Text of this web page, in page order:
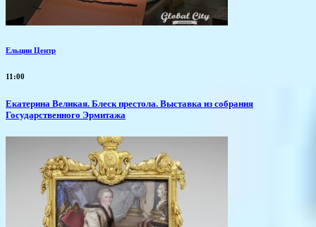
Ельцин Центр
11:00
Екатерина Великая. Блеск престола. Выставка из собрания
Государственного Эрмитажа